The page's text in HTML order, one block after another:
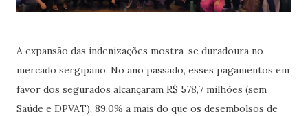
A expansão das indenizações mostra-se duradoura no
mercado sergipano. No ano passado, esses pagamentos em
favor dos segurados alcançaram R$ 578,7 milhões (sem
Saúde e DPVAT), 89,0% a mais do que os desembolsos de